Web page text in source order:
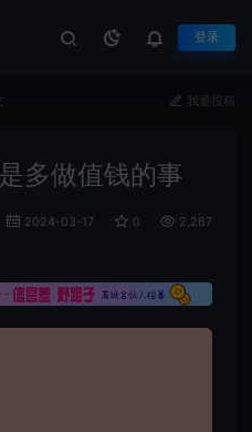
登录
我要投稿
多做值钱的事
2024-03-17 0 2,267